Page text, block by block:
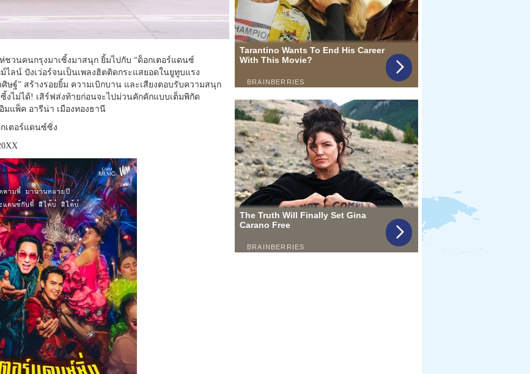
วนคนกรุงมาเซิ้งมาสนุก ยิ้มไปกับ “ด็อกเตอร์แดนซ์
ไลน์ ปังเว่อร์จนเป็นเพลงฮิตติดกระแสยอดในยูทูบแรง
ษฐ์” สร้างรอยยิ้ม ความเบิกบาน และเสียงตอบรับความสนุก
งไม่ได้! เสิร์ฟส่งท้ายก่อนจะไปม่วนคักคักแบบเต็มพิกัด
มแพ็ค อารีน่า เมืองทองธานี
กเตอร์แดนซ์ซิ่ง